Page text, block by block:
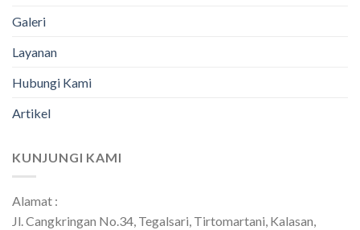
Galeri
Layanan
Hubungi Kami
Artikel
KUNJUNGI KAMI
Alamat :
Jl. Cangkringan No.34, Tegalsari, Tirtomartani, Kalasan,